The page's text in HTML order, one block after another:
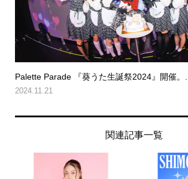
Palette Parade 『葵うた生誕祭2024』開催。...
2024.11.21
関連記事一覧